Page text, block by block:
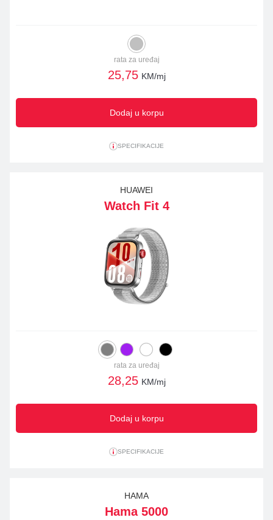
rata za uređaj
25,75 KM/mj
Dodaj u korpu
SPECIFIKACIJE
HUAWEI
Watch Fit 4
rata za uređaj
28,25 KM/mj
Dodaj u korpu
SPECIFIKACIJE
HAMA
Hama 5000